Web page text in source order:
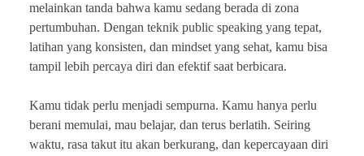
melainkan tanda bahwa kamu sedang berada di zona
pertumbuhan. Dengan teknik public speaking yang tepat,
latihan yang konsisten, dan mindset yang sehat, kamu bisa
tampil lebih percaya diri dan efektif saat berbicara.
Kamu tidak perlu menjadi sempurna. Kamu hanya perlu
berani memulai, mau belajar, dan terus berlatih. Seiring
waktu, rasa takut itu akan berkurang, dan kepercayaan diri